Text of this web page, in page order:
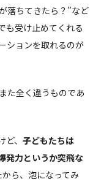
落ちてきたら？”など
も受け止めてくれる
ションを取れるのが
た全く違うものであ
、 子どもたちは
発力というか突飛な
ら、泡になってみ